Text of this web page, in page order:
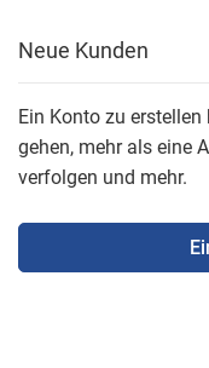
Neue Kunden
Ein Konto zu
gehen, mehr als eine
verfolgen und mehr.